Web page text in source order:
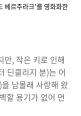
베르주라크'를 영화화한
만, 작은 키로 인해
딘클리지 분)는 어
남몰래 사랑해 왔
할 용기가 없어 먼